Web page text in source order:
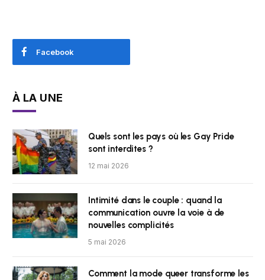
Facebook
À LA UNE
Quels sont les pays où les Gay Pride
sont interdites ?
12 mai 2026
Intimité dans le couple : quand la
communication ouvre la voie à de
nouvelles complicités
5 mai 2026
Comment la mode queer transforme les